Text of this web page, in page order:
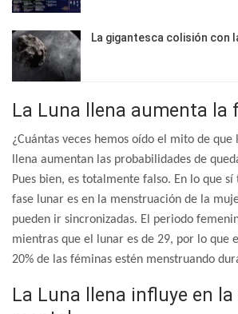
La gigantesca colisión con
La Luna llena aumenta la
¿Cuántas veces hemos oído el mito de que
llena aumentan las probabilidades de
Pues bien, es totalmente falso. En lo que
fase lunar es en la menstruación de la
pueden ir sincronizadas. El periodo
mientras que el lunar es de 29, por lo que
20% de las féminas estén menstruando
La Luna llena influye en la